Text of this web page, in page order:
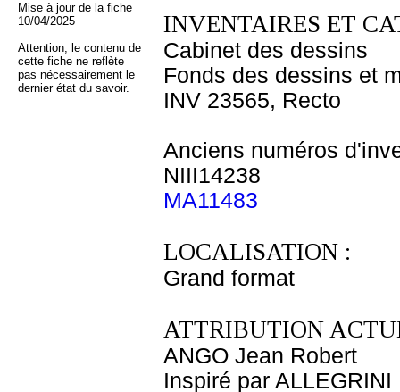
Mise à jour de la fiche
10/04/2025
Attention, le contenu de
cette fiche ne reflète
pas nécessairement le
dernier état du savoir.
INVENTAIRES ET
Cabinet des dessins
Fonds des dessins et
INV 23565, Recto
Anciens numéros
NIII14238
MA11483
LOCALISATION :
Grand format
ATTRIBUTION
ANGO Jean Robert
Inspiré par ALLEGRINI